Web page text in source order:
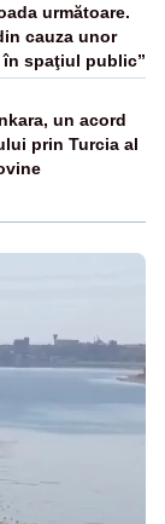
următoare.
cauza unor
spaţiul public”
un acord
prin Turcia al